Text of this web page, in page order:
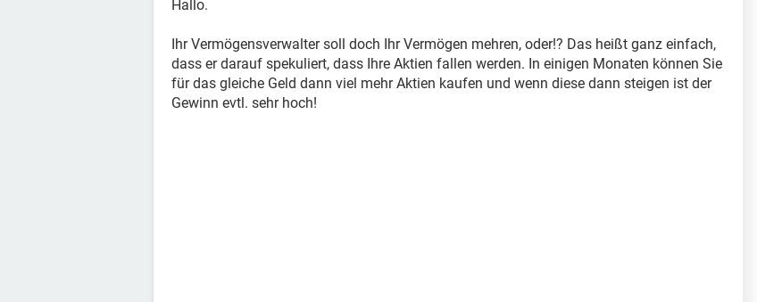
Hallo.
Ihr Vermögensverwalter soll doch Ihr Vermögen mehren, oder!? Das heißt ganz einfach,
dass er darauf spekuliert, dass Ihre Aktien fallen werden. In einigen Monaten können Sie
für das gleiche Geld dann viel mehr Aktien kaufen und wenn diese dann steigen ist der
Gewinn evtl. sehr hoch!